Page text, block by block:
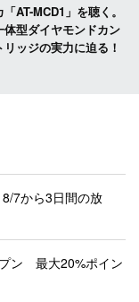
AT-MCD1」を聴く。
型ダイヤモンドカン
ッジの実力に迫る！
7から3日間の放
プン 最大20%ポイン